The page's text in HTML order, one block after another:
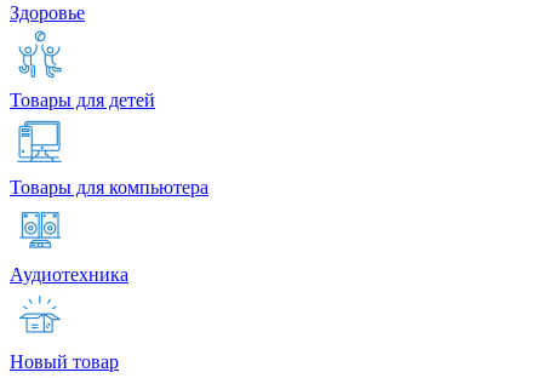
Здоровье
Товары для детей
Товары для компьютера
Аудиотехника
Новый товар